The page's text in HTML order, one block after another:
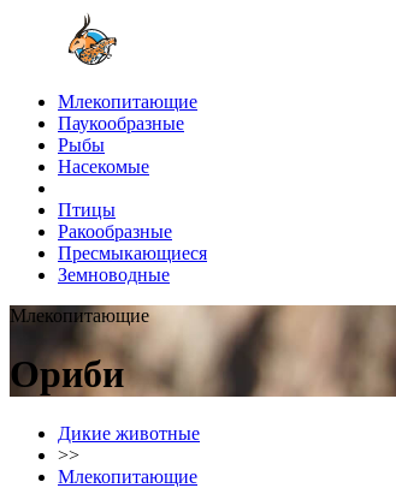
Млекопитающие
Паукообразные
Рыбы
Насекомые
Птицы
Ракообразные
Пресмыкающиеся
Земноводные
Млекопитающие
Ориби
Дикие животные
>>
Млекопитающие